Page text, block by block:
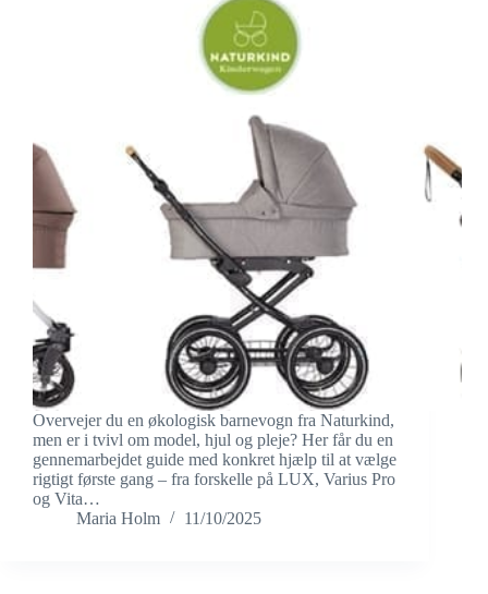
Overvejer du en økologisk barnevogn fra Naturkind,
men er i tvivl om model, hjul og pleje? Her får du en
gennemarbejdet guide med konkret hjælp til at vælge
rigtigt første gang – fra forskelle på LUX, Varius Pro
og Vita…
Maria Holm
11/10/2025